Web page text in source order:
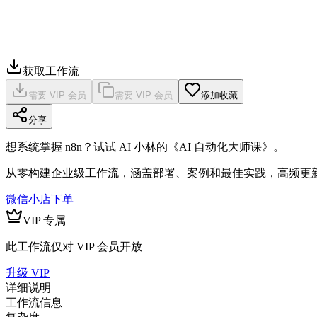
获取工作流
需要 VIP 会员 需要 VIP 会员 添加收藏
分享
想系统掌握 n8n？试试 AI 小林的《AI 自动化大师课》。
从零构建企业级工作流，涵盖部署、案例和最佳实践，高频更
微信小店下单
VIP 专属
此工作流仅对 VIP 会员开放
升级 VIP
详细说明
工作流信息